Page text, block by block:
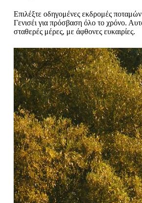
Επιλέξτε οδηγομένες εκδρομές
Γενισέι για πρόσβαση όλο το χρόνο.
σταθερές μέρες, με άφθονες ευκαιρίες.